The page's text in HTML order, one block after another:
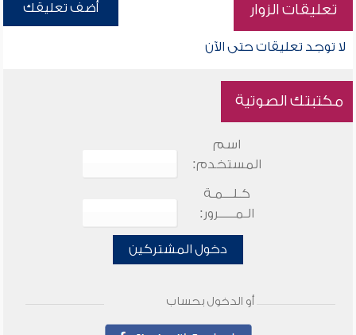
تعليقات الزوار أضف تعليقك
لا توجد تعليقات حتى الآن
مكتبتك الصوتية
اسم
المستخدم:
كـلـــمـة
الـمـــــرور:
دخول المشتركين
أو الدخول بحساب